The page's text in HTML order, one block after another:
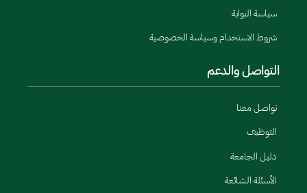
سياسة البوابة
شروط الاستخدام وسياسة الخصوصية
التواصل والدعم
تواصل معنا
التوظيف
دليل الجامعة
الأسئلة الشائعة